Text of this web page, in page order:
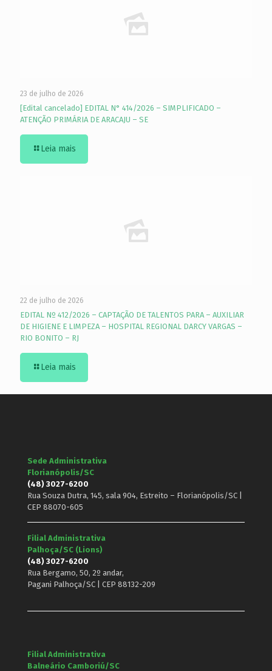
23 de julho de 2026
[Edital cancelado] EDITAL N° 414/2026 – SIMPLIFICADO –
ATENÇÃO PRIMÁRIA DE ARACAJU – SE
Leia mais
22 de julho de 2026
EDITAL Nº 412/2026 – CAPTAÇÃO DE TALENTOS PARA – AUXILIAR
DE HIGIENE E LIMPEZA – HOSPITAL REGIONAL DARCY VARGAS –
RIO BONITO – RJ
Leia mais
Sede Administrativa
Florianópolis/SC
(48) 3027-6200
Rua Souza Dutra, 145, sala 904, Estreito – Florianópolis/SC |
CEP 88070-605
Filial Administrativa
Palhoça/SC (Lions)
(48) 3027-6200
Rua Bergamo, 50, 2º andar,
Pagani Palhoça/SC | CEP 88132-209
Filial Administrativa
Balneário Camboriú/SC